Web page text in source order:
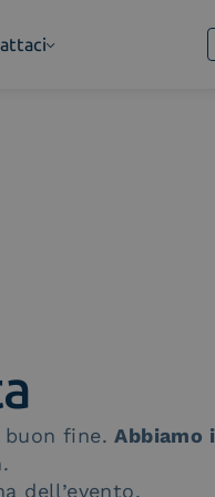
buon fine.Abbiamo
dell’evento.